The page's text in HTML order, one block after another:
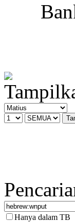
Hanya dalam TB